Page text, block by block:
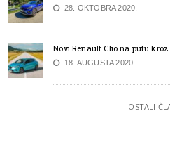
28. OKTOBRA 2020.
Novi Renault Clio na putu kroz
18. AUGUSTA 2020.
OSTALI